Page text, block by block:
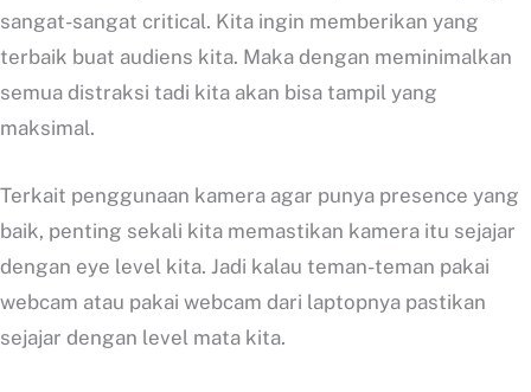
sangat-sangat critical. Kita ingin memberikan yang
terbaik buat audiens kita. Maka dengan meminimalkan
semua distraksi tadi kita akan bisa tampil yang
maksimal.
Terkait penggunaan kamera agar punya presence yang
baik, penting sekali kita memastikan kamera itu sejajar
dengan eye level kita. Jadi kalau teman-teman pakai
webcam atau pakai webcam dari laptopnya pastikan
sejajar dengan level mata kita.